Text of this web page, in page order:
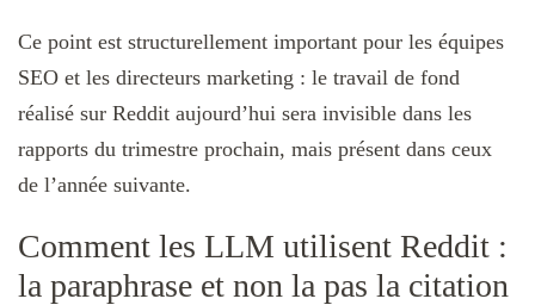
Ce point est structurellement important pour les équipes
SEO et les directeurs marketing : le travail de fond
réalisé sur Reddit aujourd’hui sera invisible dans les
rapports du trimestre prochain, mais présent dans ceux
de l’année suivante.
Comment les LLM utilisent Reddit :
la paraphrase et non la pas la citation